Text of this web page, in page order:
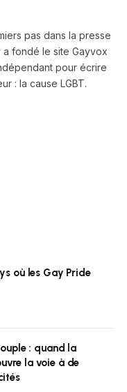
pas dans la presse
a fondé le site Gayvox
pour écrire
: la cause LGBT.
où les Gay Pride
: quand la
la voie à de